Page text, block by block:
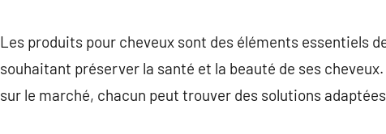
Les produits pour cheveux sont des éléments essentiels
souhaitant préserver la santé et la beauté de ses
sur le marché, chacun peut trouver des solutions